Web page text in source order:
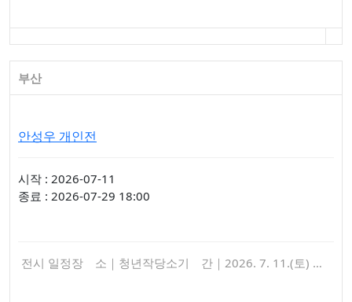
부산
안성우 개인전
시작 : 2026-07-11
종료 : 2026-07-29 18:00
전시 일정장 소｜청년작당소기 간｜2026. 7. 11.(토) …